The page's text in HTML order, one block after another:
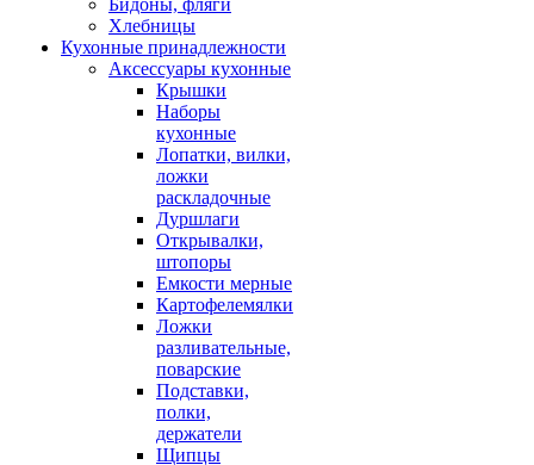
Бидоны, фляги
Хлебницы
Кухонные принадлежности
Аксессуары кухонные
Крышки
Наборы
кухонные
Лопатки, вилки,
ложки
раскладочные
Дуршлаги
Открывалки,
штопоры
Емкости мерные
Картофелемялки
Ложки
разливательные,
поварские
Подставки,
полки,
держатели
Щипцы